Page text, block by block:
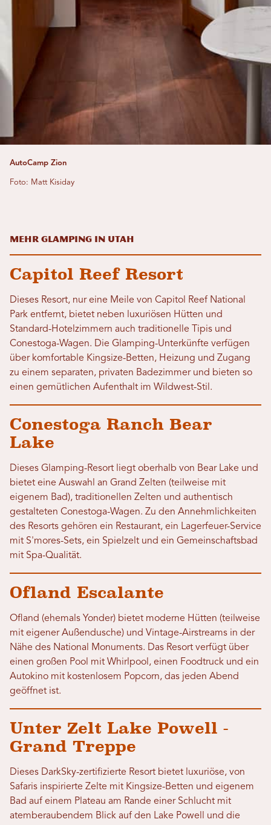
AutoCamp Zion
Foto: Matt Kisiday
Mehr Glamping in Utah
Capitol Reef Resort
Dieses Resort, nur eine Meile von Capitol Reef National
Park entfernt, bietet neben luxuriösen Hütten und
Standard-Hotelzimmern auch traditionelle Tipis und
Conestoga-Wagen. Die Glamping-Unterkünfte verfügen
über komfortable Kingsize-Betten, Heizung und Zugang
zu einem separaten, privaten Badezimmer und bieten so
einen gemütlichen Aufenthalt im Wildwest-Stil.
Conestoga Ranch Bear
Lake
Dieses Glamping-Resort liegt oberhalb von Bear Lake und
bietet eine Auswahl an Grand Zelten (teilweise mit
eigenem Bad), traditionellen Zelten und authentisch
gestalteten Conestoga-Wagen. Zu den Annehmlichkeiten
des Resorts gehören ein Restaurant, ein Lagerfeuer-Service
mit S'mores-Sets, ein Spielzelt und ein Gemeinschaftsbad
mit Spa-Qualität.
Ofland Escalante
Ofland (ehemals Yonder) bietet moderne Hütten (teilweise
mit eigener Außendusche) und Vintage-Airstreams in der
Nähe des National Monuments. Das Resort verfügt über
einen großen Pool mit Whirlpool, einen Foodtruck und ein
Autokino mit kostenlosem Popcorn, das jeden Abend
geöffnet ist.
Unter Zelt Lake Powell -
Grand Treppe
Dieses DarkSky-zertifizierte Resort bietet luxuriöse, von
Safaris inspirierte Zelte mit Kingsize-Betten und eigenem
Bad auf einem Plateau am Rande einer Schlucht mit
atemberaubendem Blick auf den Lake Powell und die